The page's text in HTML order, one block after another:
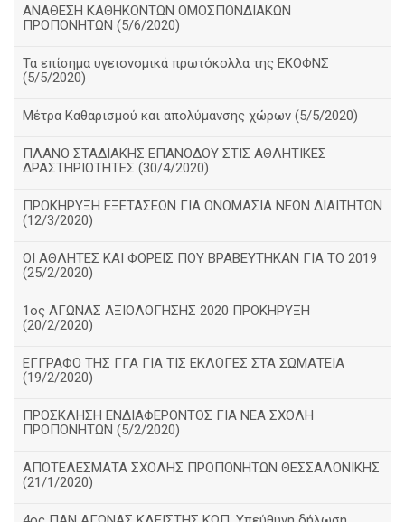
ΑΝΑΘΕΣΗ ΚΑΘΗΚΟΝΤΩΝ ΟΜΟΣΠΟΝΔΙΑΚΩΝ
ΠΡΟΠΟΝΗΤΩΝ (5/6/2020)
Τα επίσημα υγειονομικά πρωτόκολλα της ΕΚΟΦΝΣ
(5/5/2020)
Μέτρα Καθαρισμού και απολύμανσης χώρων (5/5/2020)
ΠΛΑΝΟ ΣΤΑΔΙΑΚΗΣ ΕΠΑΝΟΔΟΥ ΣΤΙΣ ΑΘΛΗΤΙΚΕΣ
ΔΡΑΣΤΗΡΙΟΤΗΤΕΣ (30/4/2020)
ΠΡΟΚΗΡΥΞΗ ΕΞΕΤΑΣΕΩΝ ΓΙΑ ΟΝΟΜΑΣΙΑ ΝΕΩΝ ΔΙΑΙΤΗΤΩΝ
(12/3/2020)
ΟΙ ΑΘΛΗΤΕΣ ΚΑΙ ΦΟΡΕΙΣ ΠΟΥ ΒΡΑΒΕΥΤΗΚΑΝ ΓΙΑ ΤΟ 2019
(25/2/2020)
1ος ΑΓΩΝΑΣ ΑΞΙΟΛΟΓΗΣΗΣ 2020 ΠΡΟΚΗΡΥΞΗ
(20/2/2020)
ΕΓΓΡΑΦΟ ΤΗΣ ΓΓΑ ΓΙΑ ΤΙΣ ΕΚΛΟΓΕΣ ΣΤΑ ΣΩΜΑΤΕΙΑ
(19/2/2020)
ΠΡΟΣΚΛΗΣΗ ΕΝΔΙΑΦΕΡΟΝΤΟΣ ΓΙΑ ΝΕΑ ΣΧΟΛΗ
ΠΡΟΠΟΝΗΤΩΝ (5/2/2020)
ΑΠΟΤΕΛΕΣΜΑΤΑ ΣΧΟΛΗΣ ΠΡΟΠΟΝΗΤΩΝ ΘΕΣΣΑΛΟΝΙΚΗΣ
(21/1/2020)